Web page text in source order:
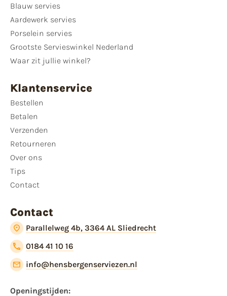
Blauw servies
Aardewerk servies
Porselein servies
Grootste Servieswinkel Nederland
Waar zit jullie winkel?
Klantenservice
Bestellen
Betalen
Verzenden
Retourneren
Over ons
Tips
Contact
Contact
Parallelweg 4b, 3364 AL Sliedrecht
0184 41 10 16
info@hensbergenserviezen.nl
Openingstijden: